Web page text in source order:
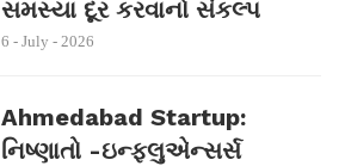
સમસ્યા દૂર કરવાનો સંકલ્પ
6 - July - 2026
Ahmedabad Startup:
નિષ્ણાતો -ઇન્ફ્લુએન્સર્સ